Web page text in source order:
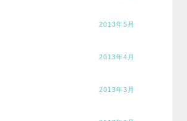
2013年5月
2013年4月
2013年3月